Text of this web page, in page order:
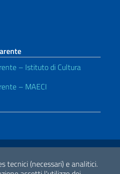
tecnici (necessari) e analitici.
– Istituto di Cultura
– MAECI